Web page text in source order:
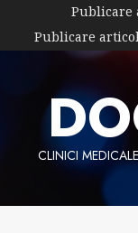
content
Publicare
Publicare
CLINICI